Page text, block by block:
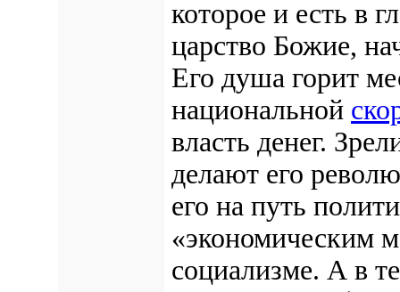
которое и есть в
царство Божие,
Его душа горит
национальной
власть денег.
делают его
его на путь
«экономическим
социализме. А в